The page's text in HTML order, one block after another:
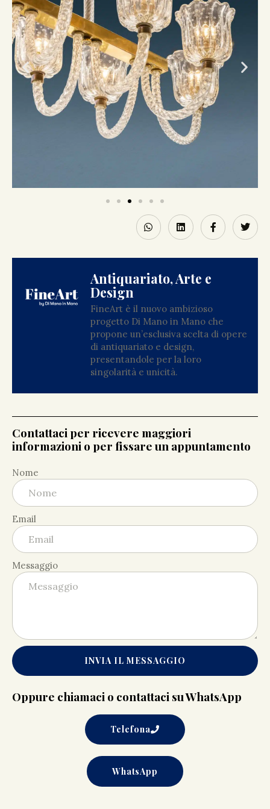
Antiquariato, Arte e
Design
FineArt è il nuovo ambizioso
progetto Di Mano in Mano che
propone un’esclusiva scelta di opere
di antiquariato e design,
presentandole per la loro
singolarità e unicità.
Contattaci per ricevere maggiori
informazioni o per fissare un appuntamento
Nome
Email
Messaggio
INVIA IL MESSAGGIO
Oppure chiamaci o contattaci su WhatsApp
Telefona
WhatsApp